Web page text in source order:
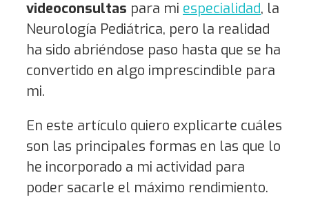
videoconsultas para mi especialidad, la
Neurología Pediátrica, pero la realidad
ha sido abriéndose paso hasta que se ha
convertido en algo imprescindible para
mi.
En este artículo quiero explicarte cuáles
son las principales formas en las que lo
he incorporado a mi actividad para
poder sacarle el máximo rendimiento.